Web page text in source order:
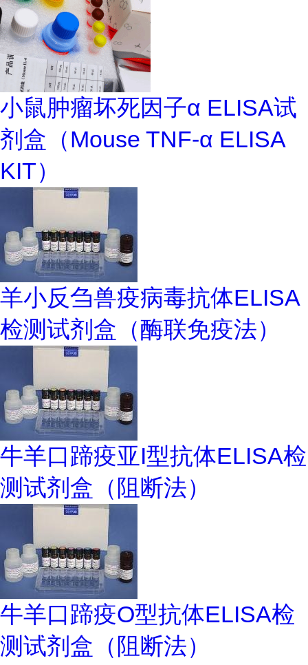
小鼠肿瘤坏死因子α ELISA试
剂盒（Mouse TNF-α ELISA
KIT）
羊小反刍兽疫病毒抗体ELISA
检测试剂盒（酶联免疫法）
牛羊口蹄疫亚I型抗体ELISA检
测试剂盒（阻断法）
牛羊口蹄疫O型抗体ELISA检
测试剂盒（阻断法）